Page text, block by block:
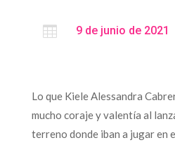
 9 de junio de 2021
Lo que Kiele Alessandra
mucho coraje y valentía al
terreno donde iban a jugar en